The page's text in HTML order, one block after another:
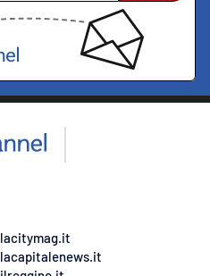
lacitymag.it
lacapitalenews.it